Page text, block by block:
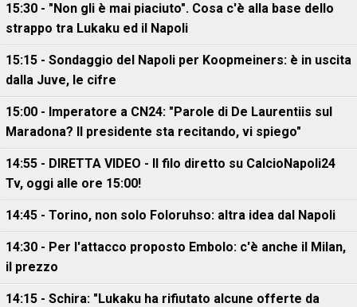
15:30 - "Non gli è mai piaciuto". Cosa c'è alla base dello
strappo tra Lukaku ed il Napoli
15:15 - Sondaggio del Napoli per Koopmeiners: è in uscita
dalla Juve, le cifre
15:00 - Imperatore a CN24: "Parole di De Laurentiis sul
Maradona? Il presidente sta recitando, vi spiego"
14:55 - DIRETTA VIDEO - Il filo diretto su CalcioNapoli24
Tv, oggi alle ore 15:00!
14:45 - Torino, non solo Foloruhso: altra idea dal Napoli
14:30 - Per l'attacco proposto Embolo: c'è anche il Milan,
il prezzo
14:15 - Schira: "Lukaku ha rifiutato alcune offerte da